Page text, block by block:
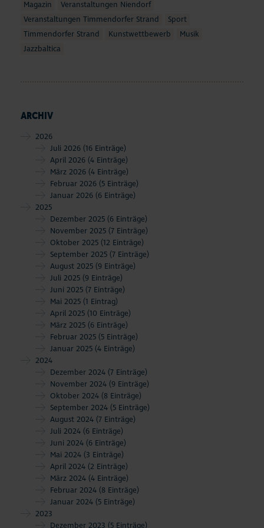
Magazin
Veranstaltungen Niendorf
Veranstaltungen Timmendorfer Strand
Sport
Timmendorfer Strand
Kunstwettbewerb
Musik
Jazzbaltica
ARCHIV
2026
Juli 2026 (16 Einträge)
April 2026 (4 Einträge)
März 2026 (4 Einträge)
Februar 2026 (5 Einträge)
Januar 2026 (6 Einträge)
2025
Dezember 2025 (6 Einträge)
November 2025 (7 Einträge)
Oktober 2025 (12 Einträge)
September 2025 (7 Einträge)
August 2025 (9 Einträge)
Juli 2025 (9 Einträge)
Juni 2025 (7 Einträge)
Mai 2025 (1 Eintrag)
April 2025 (10 Einträge)
März 2025 (6 Einträge)
Februar 2025 (5 Einträge)
Januar 2025 (4 Einträge)
2024
Dezember 2024 (7 Einträge)
November 2024 (9 Einträge)
Oktober 2024 (8 Einträge)
September 2024 (5 Einträge)
August 2024 (7 Einträge)
Juli 2024 (6 Einträge)
Juni 2024 (6 Einträge)
Mai 2024 (3 Einträge)
April 2024 (2 Einträge)
März 2024 (4 Einträge)
Februar 2024 (8 Einträge)
Januar 2024 (5 Einträge)
2023
Dezember 2023 (5 Einträge)